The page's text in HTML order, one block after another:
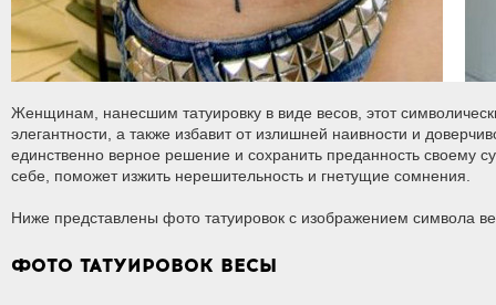
Женщинам, нанесшим татуировку в виде весов, этот
элегантности, а также избавит от излишней наивности и
единственно верное решение и сохранить преданность своему
себе, поможет изжить нерешительность и гнетущие сомнения.
Ниже представлены фото татуировок с изображением символа
ФОТО ТАТУИРОВОК ВЕСЫ